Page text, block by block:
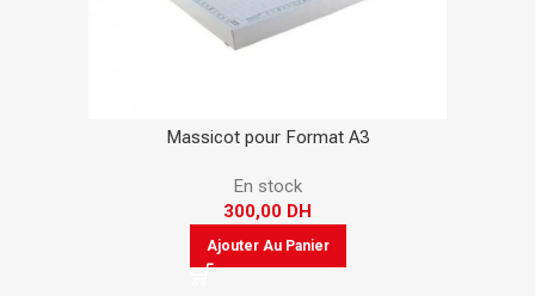
Massicot pour Format A3
En stock
300,00 DH
Ajouter Au Panier